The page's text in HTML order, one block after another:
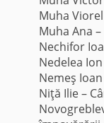
Muha
Muha Ana
Nechifor
Nedelea
Nemeş
Niţă Ilie –